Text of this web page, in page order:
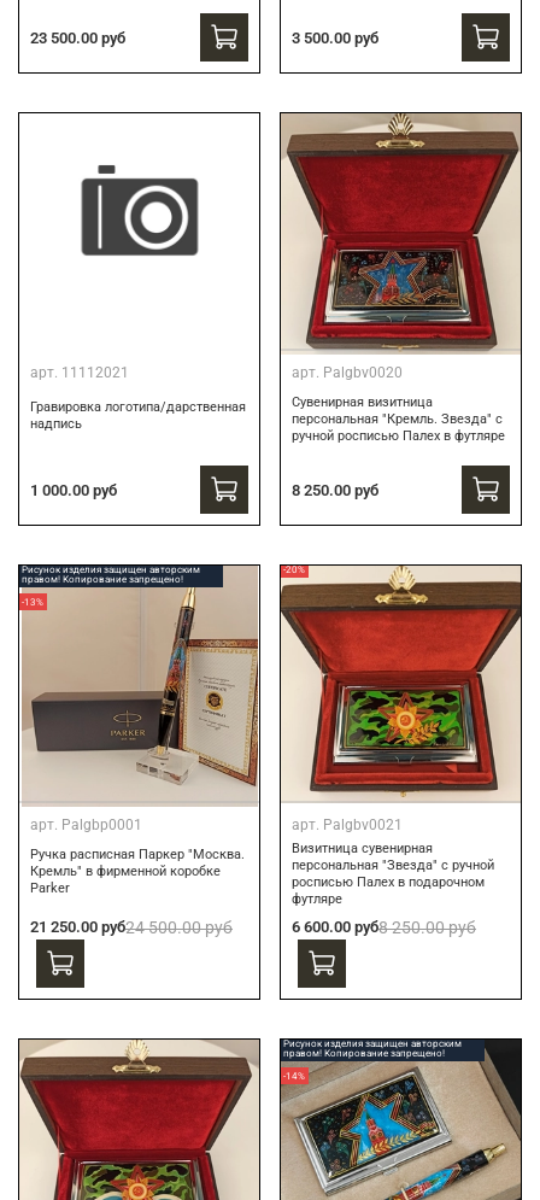
23 500.00 руб 3 500.00 руб
арт. 11112021
Гравировка логотипа/дарственная
надпись
1 000.00 руб
арт. Palgbv0020
Сувенирная визитница
персональная "Кремль. Звезда" с
ручной росписью Палех в футляре
8 250.00 руб
Рисунок изделия защищен авторским
правом! Копирование запрещено!
-13%
арт. Palgbp0001
Ручка расписная Паркер "Москва.
Кремль" в фирменной коробке
Parker
21 250.00 руб24 500.00 руб
-20%
арт. Palgbv0021
Визитница сувенирная
персональная "Звезда" с ручной
росписью Палех в подарочном
футляре
6 600.00 руб8 250.00 руб
Рисунок изделия защищен авторским
правом! Копирование запрещено!
-14%